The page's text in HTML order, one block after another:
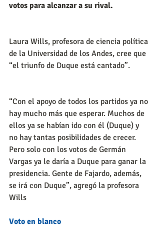
votos para alcanzar a su rival.
Laura Wills, profesora de ciencia política
de la Universidad de los Andes, cree que
“el triunfo de Duque está cantado”.
“Con el apoyo de todos los partidos ya no
hay mucho más que esperar. Muchos de
ellos ya se habían ido con él (Duque) y
no hay tantas posibilidades de crecer.
Pero solo con los votos de Germán
Vargas ya le daría a Duque para ganar la
presidencia. Gente de Fajardo, además,
se irá con Duque”, agregó la profesora
Wills
Voto en blanco